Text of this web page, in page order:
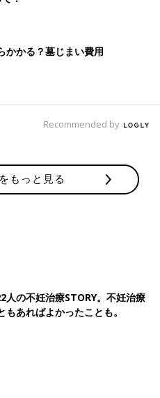
かかる？墓じまい費用
Recommended by
もっと見る
人の不妊治療STORY。不妊治療
あればよかったことも。